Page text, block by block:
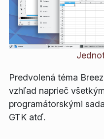
Predvolená téma
vzhľad naprieč
programátorskými
GTK atď.